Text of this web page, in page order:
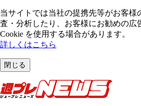
当サイトでは当社の提携先等がお客様
査・分析したり、お客様にお勧めの広
Cookie を使⽤する場合があります。
詳しくはこちら
閉じる